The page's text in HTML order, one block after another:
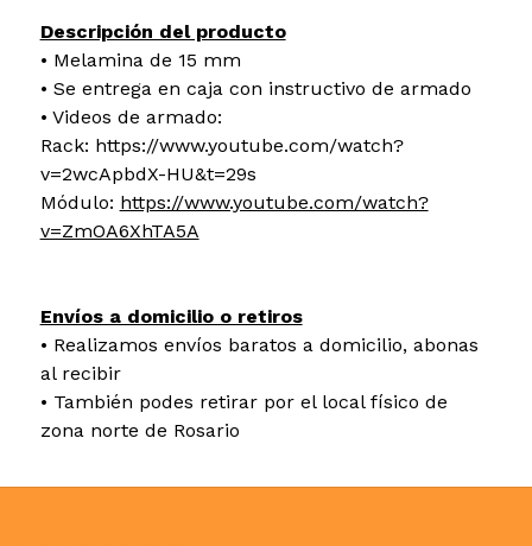
Descripción del producto
• Melamina de 15 mm
• Se entrega en caja con instructivo de armado
• Videos de armado:
Rack: https://www.youtube.com/watch?
v=2wcApbdX-HU&t=29s
Módulo: https://www.youtube.com/watch?
v=ZmOA6XhTA5A
Envíos a domicilio o retiros
• Realizamos envíos baratos a domicilio, abonas
al recibir
• También podes retirar por el local físico de
zona norte de Rosario